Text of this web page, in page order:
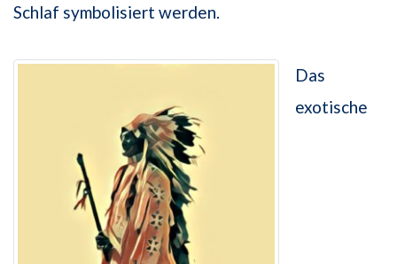
Schlaf symbolisiert werden.
Das
exotische